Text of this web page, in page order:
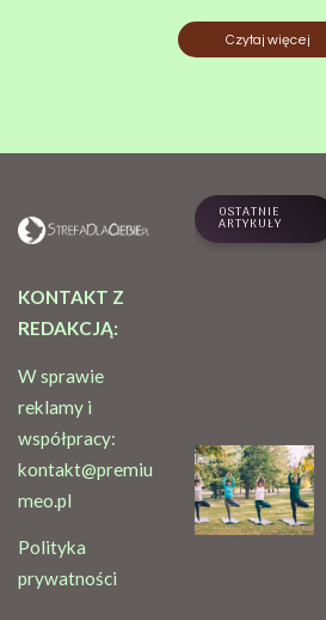
Czytaj więcej
KONTAKT Z
REDAKCJĄ:
W sprawie
reklamy i
współpracy:
kontakt@premiu
meo.pl
Polityka
prywatności
OSTATNIE
ARTYKUŁY